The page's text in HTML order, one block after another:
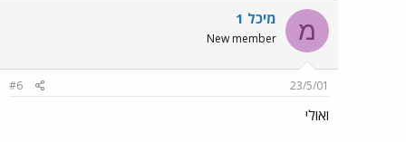
מ מיכל 1
New member
23/5/01
#6
ואולי